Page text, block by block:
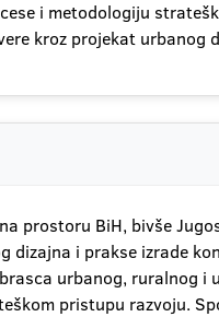
i metodologiju
kroz projekat
prostoru BiH, bivše
dizajna i prakse izrade
urbanog, ruralnog
pristupu razvoju.